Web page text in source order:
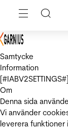
Samtycke
Information
[#IABV2SETTINGS#]
Om
Denna sida
Vi använder
leverera funktioner